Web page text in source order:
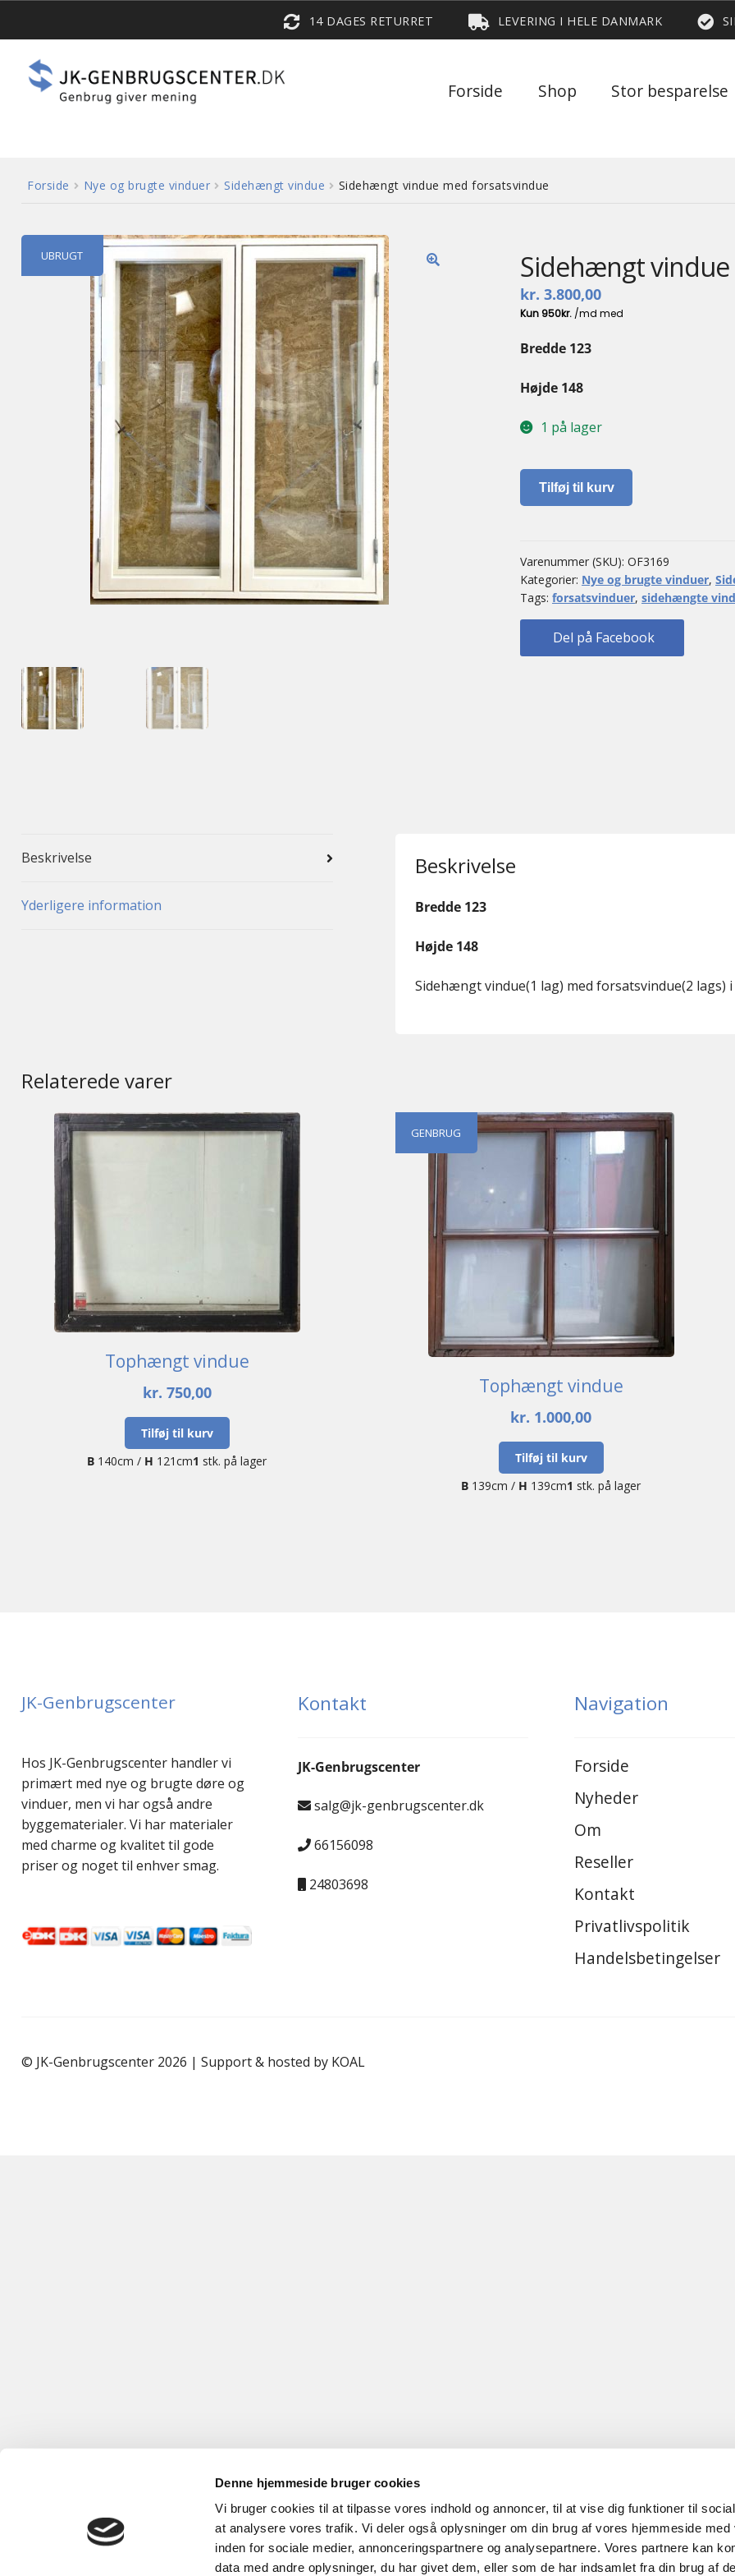
Denne hjemmeside bruger cookies
Vi bruger cookies til at tilpasse vores indhold og annoncer, til at vise dig funktioner til
at analysere vores trafik. Vi deler også oplysninger om din brug af vores hjemmeside med
inden for sociale medier, annonceringspartnere og analysepartnere. Vores partnere kan
data med andre oplysninger, du har givet dem, eller som de har indsamlet fra din brug af
14 DAGES RETURRET LEVERING I HELE DANMARK
Forside Shop Stor besparelse
Forside Nye og brugte vinduer Sidehængt vindue Sidehængt vindue med forsatsvindue
UBRUGT Sidehængt
kr. 3.800,00
Bredde 123
Højde 148
1 på lager
Sidehængt
vindue
antal
Tilføj til kurv
Varenummer (SKU): OF3169
Kategorier: Nye og brugte vinduer,
Tags: forsatsvinduer, sidehængte
Del på Facebook
Beskrivelse
Yderligere information
Beskrivelse
Bredde 123
Højde 148
Sidehængt vindue(1 lag) med forsatsvindue(2 lags)
Relaterede varer
Tophængt vindue
kr. 750,00
Tilføj til kurv
B 140cm / H 121cm1 stk. på lager
GENBRUG
Tophængt vindue
kr. 1.000,00
Tilføj til kurv
B 139cm / H 139cm1 stk. på lager
JK-Genbrugscenter
Hos JK-Genbrugscenter handler vi
primært med nye og brugte døre og
vinduer, men vi har også andre
byggematerialer. Vi har materialer
med charme og kvalitet til gode
priser og noget til enhver smag.
Kontakt
JK-Genbrugscenter
salg@jk-genbrugscenter.dk
66156098
24803698
Navigation
Forside
Nyheder
Om
Reseller
Kontakt
Privatlivspolitik
Handelsbetingelser
© JK-Genbrugscenter 2026 | Support & hosted by KOAL